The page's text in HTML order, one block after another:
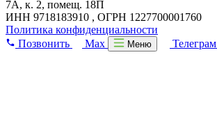
7А, к. 2, помещ. 18П
ИНН 9718183910 , ОГРН 1227700001760
Политика конфиденциальности
Позвонить
Max Меню Телеграм